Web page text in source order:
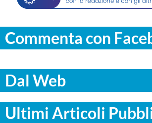
Commenta con
Dal Web
Ultimi Articoli